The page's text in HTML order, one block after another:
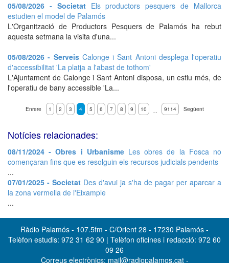
05/08/2026 - Societat Els productors pesquers de Mallorca
estudien el model de Palamós
L'Organització de Productors Pesquers de Palamós ha rebut
aquesta setmana la visita d'una...
05/08/2026 - Serveis Calonge i Sant Antoni desplega l'operatiu
d'accessibilitat 'La platja a l'abast de tothom'
L'Ajuntament de Calonge i Sant Antoni disposa, un estiu més, de
l'operatiu de bany accessible 'La...
Enrere 1 2 3 4 5 6 7 8 9 10 … 9114 Següent
Notícies relacionades:
08/11/2024 - Obres i UrbanismeLes obres de la Fosca no
començaran fins que es resolguin els recursos judicials pendents
...
07/01/2025 - Societat Des d'avui ja s'ha de pagar per aparcar a
la zona vermella de l'Eixample
...
Ràdio Palamós - 107.5fm - C/Orient 28 - 17230 Palamós -
Telèfon estudis: 972 31 62 90 | Telèfon oficines i redacció: 972 60
09 26
Correus electrònics: mail@radiopalamos.cat -